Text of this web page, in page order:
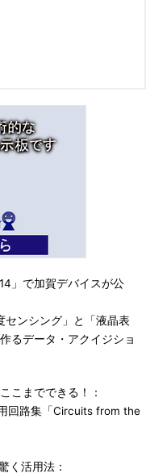
」で加賀デバイスが公
センシング」と「液晶表
るデータ・アクイジショ
こまでできる！：
回路集「Circuits from the
く活用法：